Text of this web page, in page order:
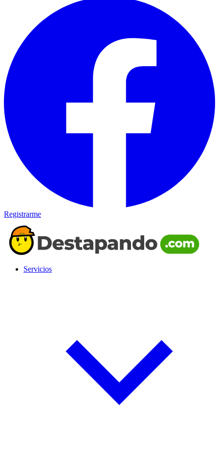
Registrarme
Servicios